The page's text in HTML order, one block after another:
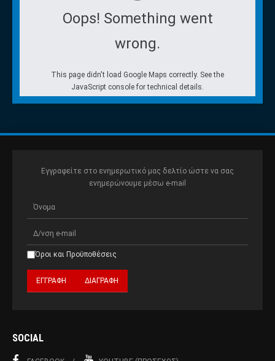
Oops! Something went
wrong.
This page didn't load Google Maps correctly. See the
JavaScript console for technical details.
Εγγραφείτε στο ενημερωτικό μας δελτίο ώστε να σας
ενημερώνουμε μέσω e-mail
Όροι και Προϋποθέσεις
SOCIAL